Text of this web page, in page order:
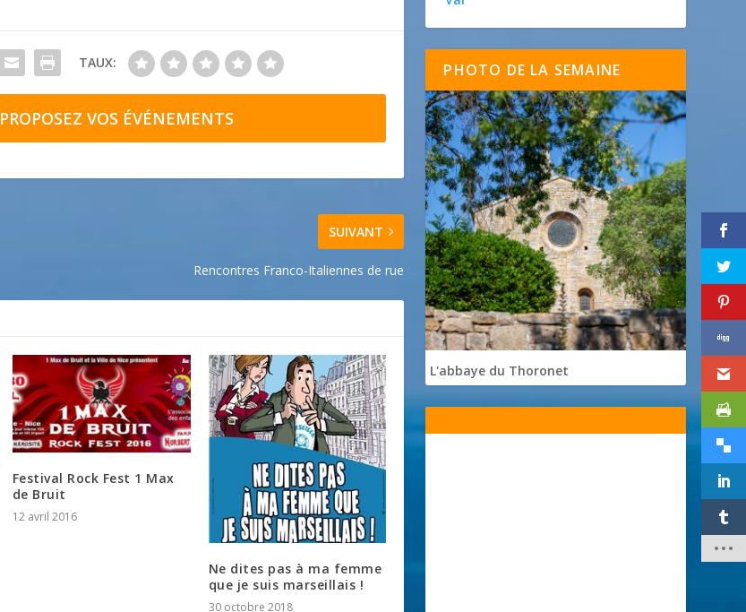
TAUX:
PROPOSEZ VOS ÉVÉNEMENTS
SUIVANT
Rencontres Franco-Italiennes de rue
Festival Rock Fest 1 Max
de Bruit
12 avril 2016
Ne dites pas à ma femme
que je suis marseillais !
30 octobre 2018
PHOTO DE LA SEMAINE
L'abbaye du Thoronet